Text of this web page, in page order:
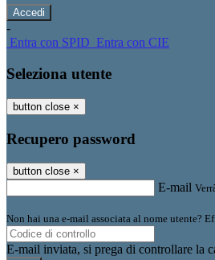
-
Entra con SPID Entra con CIE
Seleziona utente
button close ×
Recupero password
button close ×
E-mail
Non hai una e-mail associata al nome utente?
E-mail inviata, si prega di controllare la